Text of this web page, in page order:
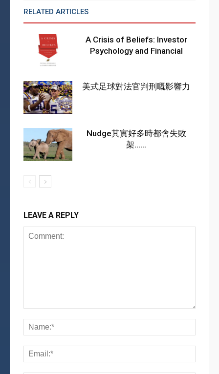
RELATED ARTICLES
A Crisis of Beliefs: Investor
Psychology and Financial
美式足球對法官判刑嘅影響力
Nudge其實好多時都會失敗
架……
LEAVE A REPLY